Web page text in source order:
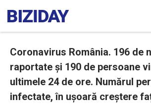
Coronavirus România. 196 de
raportate și 190 de persoane
ultimele 24 de ore. Numărul
infectate, în ușoară creștere